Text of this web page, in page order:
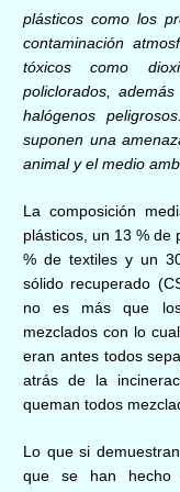
plásticoscomo los
contaminación
tóxicos como
policlorados, a
halógenos
suponen una
animal y el medio
La composición
plásticos, un 13 % de
% de textiles y un
sólido recuperado
no es más que los
mezclados con lo
eran antes todos
atrás de la
queman todos
Lo que si
que se han hecho